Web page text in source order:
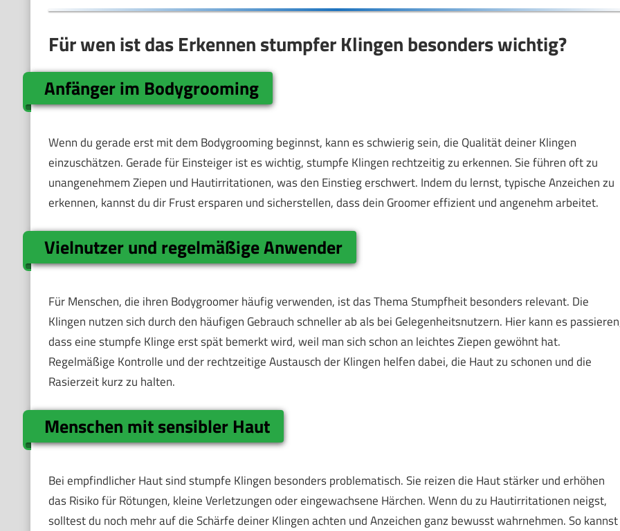
Für wen ist das Erkennen stumpfer Klingen besonders wichtig?
Anfänger im Bodygrooming
Wenn du gerade erst mit dem Bodygrooming beginnst, kann es schwierig sein, die Qualität deiner Klingen
einzuschätzen. Gerade für Einsteiger ist es wichtig, stumpfe Klingen rechtzeitig zu erkennen. Sie führen oft zu
unangenehmem Ziepen und Hautirritationen, was den Einstieg erschwert. Indem du lernst, typische Anzeichen zu
erkennen, kannst du dir Frust ersparen und sicherstellen, dass dein Groomer effizient und angenehm arbeitet.
Vielnutzer und regelmäßige Anwender
Für Menschen, die ihren Bodygroomer häufig verwenden, ist das Thema Stumpfheit besonders relevant. Die
Klingen nutzen sich durch den häufigen Gebrauch schneller ab als bei Gelegenheitsnutzern. Hier kann es
dass eine stumpfe Klinge erst spät bemerkt wird, weil man sich schon an leichtes Ziepen gewöhnt hat.
Regelmäßige Kontrolle und der rechtzeitige Austausch der Klingen helfen dabei, die Haut zu schonen und die
Rasierzeit kurz zu halten.
Menschen mit sensibler Haut
Bei empfindlicher Haut sind stumpfe Klingen besonders problematisch. Sie reizen die Haut stärker und erhöhen
das Risiko für Rötungen, kleine Verletzungen oder eingewachsene Härchen. Wenn du zu Hautirritationen neigst,
solltest du noch mehr auf die Schärfe deiner Klingen achten und Anzeichen ganz bewusst wahrnehmen. So kannst